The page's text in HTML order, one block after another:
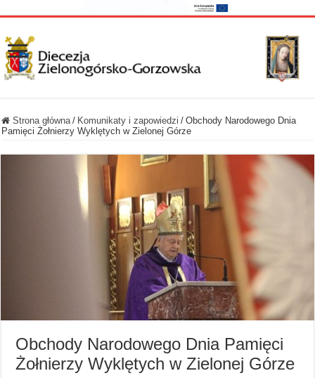
Strona główna / Komunikaty i zapowiedzi / Obchody Narodowego Dnia
Pamięci Żołnierzy Wyklętych w Zielonej Górze
Obchody Narodowego Dnia Pamięci
Żołnierzy Wyklętych w Zielonej Górze